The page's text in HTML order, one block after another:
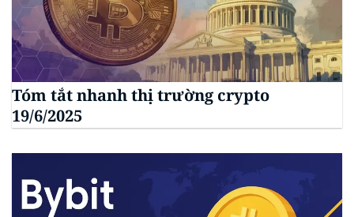
Tóm tắt nhanh thị trường crypto
19/6/2025